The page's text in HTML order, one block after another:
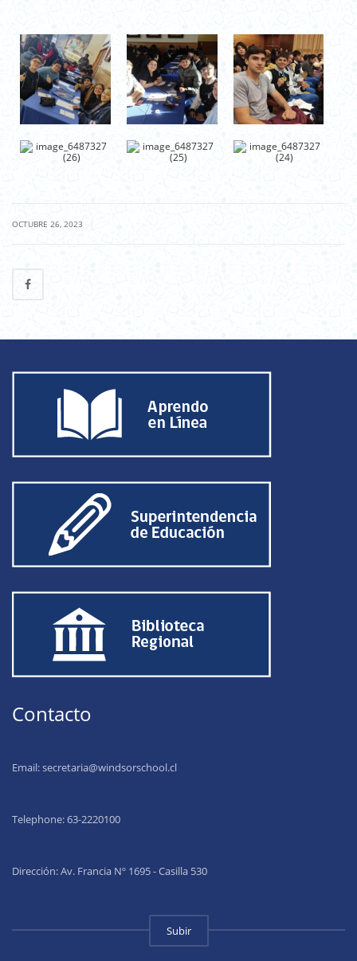
OCTUBRE 26, 2023
Contacto
Email:secretaria@windsorschool.cl
Telephone: 63-2220100
Dirección: Av. Francia Nº 1695 - Casilla 530
Subir